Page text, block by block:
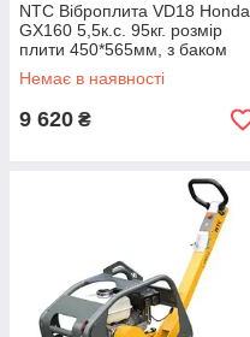
NTC Віброплита VD18 Honda
GX160 5,5к.с. 95кг. розмір
плити 450*565мм, з баком
для води.
Немає в наявності
9 620 ₴